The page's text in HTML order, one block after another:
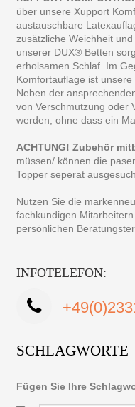
über unsere Xupport
austauschbare
zusätzliche Weichheit
unserer DUX® Betten
erholsamen Schlaf. Im
Komfortauflage ist
Neben der
von Verschmutzung oder
werden, ohne dass ein
ACHTUNG! Zubehör
müssen/ können die
Topper seperat
Nutzen Sie die
fachkundigen
persönlichen
INFOTELEFON:
SCHLAGWORTE
Fügen Sie Ihre